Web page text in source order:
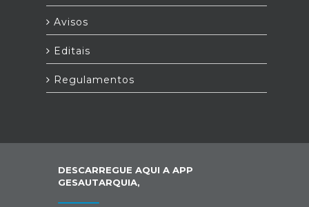
Avisos
Editais
Regulamentos
DESCARREGUE AQUI A APP
GESAUTARQUIA,